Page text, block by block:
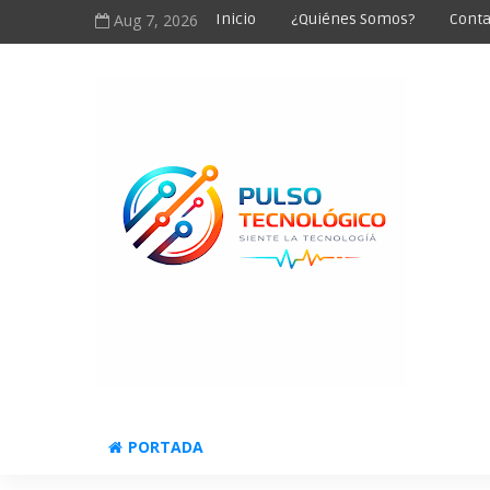
Aug 7, 2026 Inicio ¿Quiénes Somos?
PORTADA